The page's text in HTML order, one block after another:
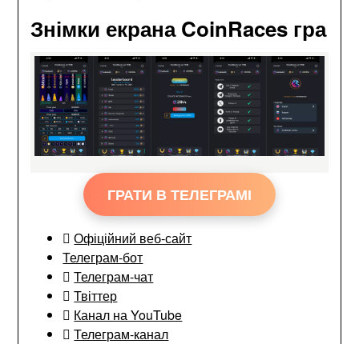
Знімки екрана CoinRaces гра
ГРАТИ В ТЕЛЕГРАМІ
Офіційний веб-сайт
Телеграм-бот
Телеграм-чат
Твіттер
Канал на YouTube
Телеграм-канал